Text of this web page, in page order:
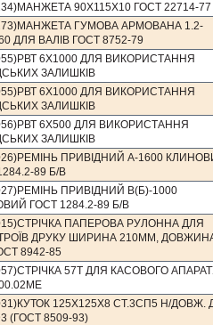
90Х115Х10 ГОСТ 22714-77
ГУМОВА АРМОВАНА 1.2-
ДЛЯ ВАЛIВ ГОСТ 8752-79
6Х1000 ДЛЯ ВИКОРИСТАННЯ
ЗАЛИШКIВ
6Х1000 ДЛЯ ВИКОРИСТАННЯ
ЗАЛИШКIВ
6Х500 ДЛЯ ВИКОРИСТАННЯ
ЗАЛИШКIВ
ПРИВIДНИЙ A-1600
89 Б/В
ПРИВIДНИЙ В(Б)-1000
ГОСТ 1284.2-89 Б/В
ПАПЕРОВА РУЛОННА ДЛЯ
ДРУКУ ШИРИНА 210ММ,
8942-85
57Т ДЛЯ КАСОВОГО
125Х125Х8 СТ.3СП5 Н/ДОВЖ.
(ГОСТ 8509-93)